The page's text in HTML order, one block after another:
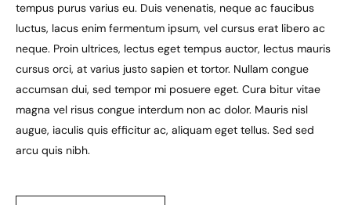
tempus purus varius eu. Duis venenatis, neque ac faucibus
luctus, lacus enim fermentum ipsum, vel cursus erat libero ac
neque. Proin ultrices, lectus eget tempus auctor, lectus mauris
cursus orci, at varius justo sapien et tortor. Nullam congue
accumsan dui, sed tempor mi posuere eget. Cura bitur vitae
magna vel risus congue interdum non ac dolor. Mauris nisl
augue, iaculis quis efficitur ac, aliquam eget tellus. Sed sed
arcu quis nibh.